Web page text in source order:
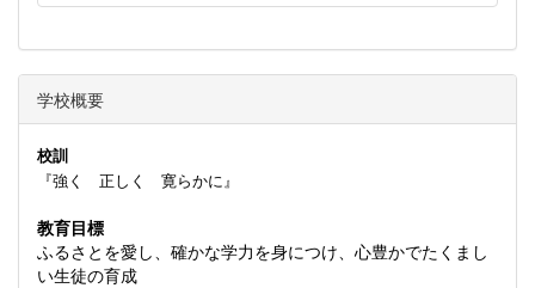
学校概要
校訓
『強く 正しく 寛らかに』
教育目標
ふるさとを愛し、確かな学力を身につけ、心豊かでたくまし
い生徒の育成